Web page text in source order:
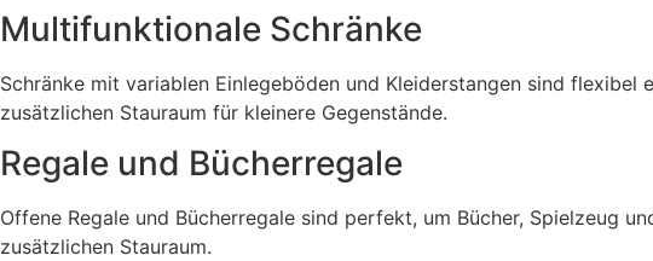
Multifunktionale Schränke
Schränke mit variablen Einlegeböden und Kleiderstangen sind
zusätzlichen Stauraum für kleinere Gegenstände.
Regale und Bücherregale
Offene Regale und Bücherregale sind perfekt, um Bücher, Spielzeug
zusätzlichen Stauraum.